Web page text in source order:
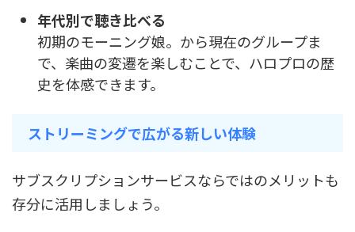
年代別で聴き比べる
初期のモーニング娘。から現在のグループま
で、楽曲の変遷を楽しむことで、ハロプロの歴
史を体感できます。
ストリーミングで広がる新しい体験
サブスクリプションサービスならではのメリットも
存分に活用しましょう。